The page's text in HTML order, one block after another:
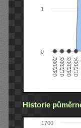
08/200201/200308/200301/2004
0
1
Historie
1700